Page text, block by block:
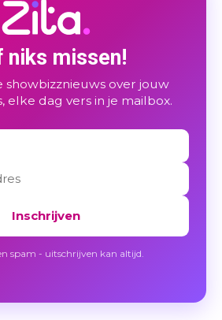
niks missen!
showbizznieuws over jouw
elke dag vers in je mailbox.
Inschrijven
spam - uitschrijven kan altijd.